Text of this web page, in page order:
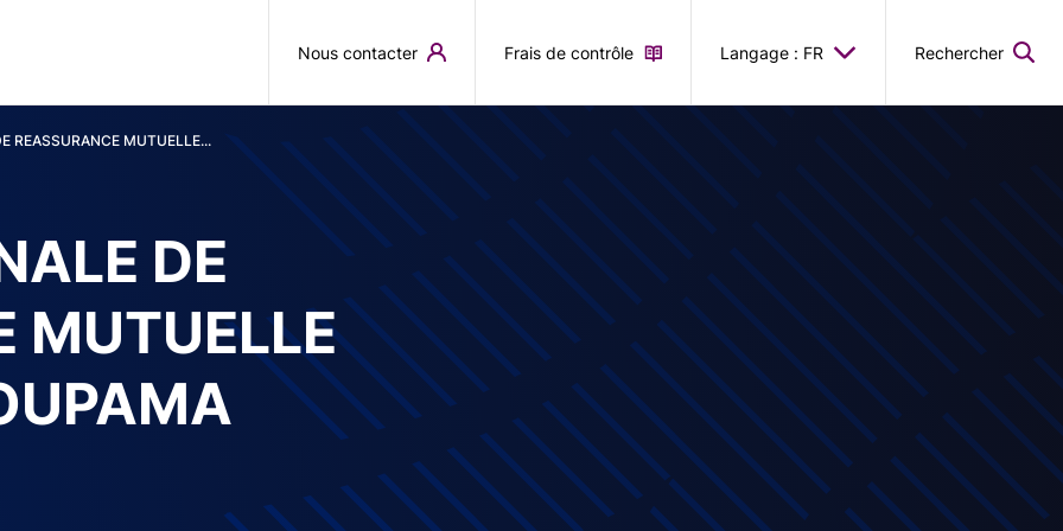
Nous contacter Frais de contrôle Langage : FR Rechercher
REASSURANCE MUTUELLE...
DE
MUTUELLE